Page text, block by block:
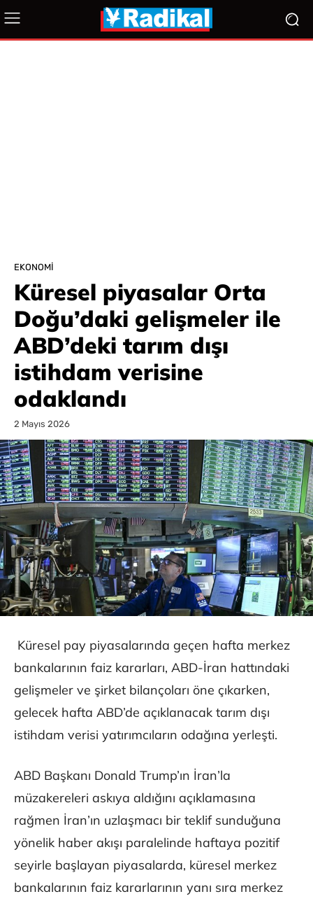
EKONOMI
Küresel piyasalar Orta
Doğu’daki gelişmeler ile
ABD’deki tarım dışı
istihdam verisine
odaklandı
2 Mayıs 2026
Küresel pay piyasalarında geçen hafta merkez
bankalarının faiz kararları, ABD-İran hattındaki
gelişmeler ve şirket bilançoları öne çıkarken,
gelecek hafta ABD’de açıklanacak tarım dışı
istihdam verisi yatırımcıların odağına yerleşti.
ABD Başkanı Donald Trump’ın İran’la
müzakereleri askıya aldığını açıklamasına
rağmen İran’ın uzlaşmacı bir teklif sunduğuna
yönelik haber akışı paralelinde haftaya pozitif
seyirle başlayan piyasalarda, küresel merkez
bankalarının faiz kararlarının yanı sıra merkez